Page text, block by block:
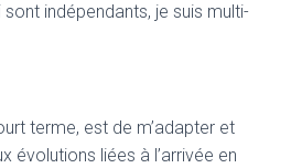
indépendants, je suis multi-
terme, est de m’adapter et
évolutions liées à l’arrivée en